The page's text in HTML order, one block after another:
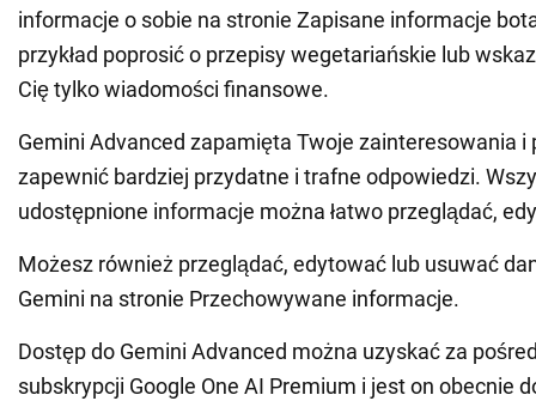
informacje o sobie na stronie Zapisane informacje
przykład poprosić o przepisy wegetariańskie lub
Cię tylko wiadomości finansowe.
Gemini Advanced zapamięta Twoje zainteresowania i
zapewnić bardziej przydatne i trafne odpowiedzi.
udostępnione informacje można łatwo przeglądać,
Możesz również przeglądać, edytować lub usuwać
Gemini na stronie Przechowywane informacje.
Dostęp do Gemini Advanced można uzyskać za
subskrypcji Google One AI Premium i jest on obecnie